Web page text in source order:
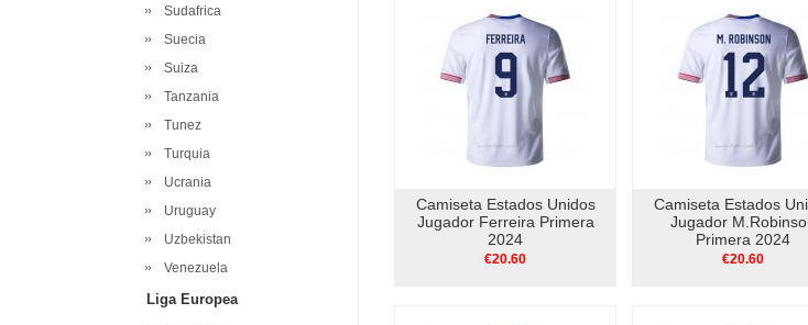
Sudafrica
Suecia
Suiza
Tanzania
Tunez
Turquia
Ucrania
Uruguay
Uzbekistan
Venezuela
Liga Europea
Camiseta Estados Unidos
Jugador Ferreira Primera
2024
€20.60
Camiseta Estados
Jugador
Primera 2024
€20.60